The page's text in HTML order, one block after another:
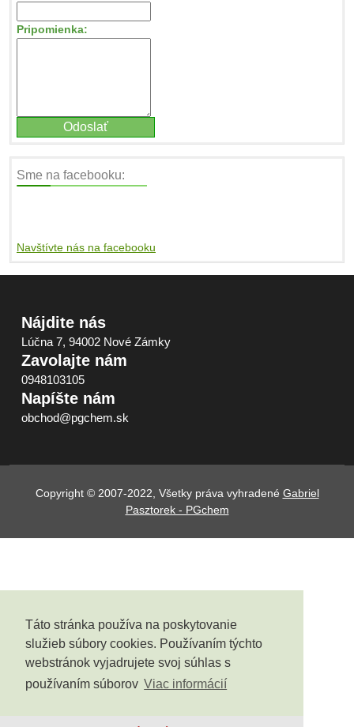
Táto stránka používa na poskytovanie
služieb súbory cookies. Používaním týchto
webstránok vyjadrujete svoj súhlas s
používaním súborov Viac informácií
Pripomienka:
Sme na facebooku:
Navštívte nás na facebooku
Nájdite nás
Lúčna 7, 94002 Nové Zámky
Zavolajte nám
0948103105
Napíšte nám
obchod@pgchem.sk
Copyright © 2007-2022, Všetky práva vyhradené Gabriel
Pasztorek - PGchem